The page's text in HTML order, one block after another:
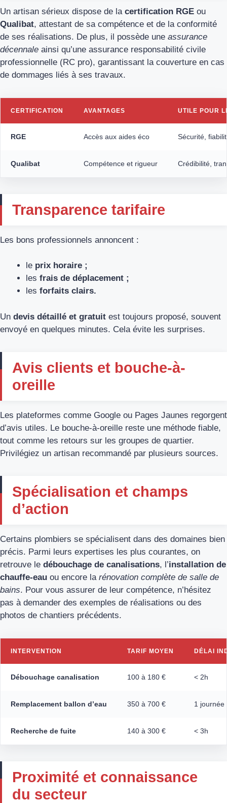
Un artisan sérieux dispose de la certification RGE ou
Qualibat, attestant de sa compétence et de la conformité
de ses réalisations. De plus, il possède une assurance
décennale ainsi qu’une assurance responsabilité civile
professionnelle (RC pro), garantissant la couverture en cas
de dommages liés à ses travaux.
CERTIFICATION AVANTAGES UTILE POUR
RGE Accès aux aides éco Sécurité,
Qualibat Compétence et rigueur Crédibilité,
Transparence tarifaire
Les bons professionnels annoncent :
le prix horaire ;
les frais de déplacement ;
les forfaits clairs.
Un devis détaillé et gratuit est toujours proposé, souvent
envoyé en quelques minutes. Cela évite les surprises.
Avis clients et bouche-à-
oreille
Les plateformes comme Google ou Pages Jaunes regorgent
d’avis utiles. Le bouche-à-oreille reste une méthode fiable,
tout comme les retours sur les groupes de quartier.
Privilégiez un artisan recommandé par plusieurs sources.
Spécialisation et champs
d’action
Certains plombiers se spécialisent dans des domaines bien
précis. Parmi leurs expertises les plus courantes, on
retrouve le débouchage de canalisations, l’installation de
chauffe-eau ou encore la rénovation complète de salle de
bains. Pour vous assurer de leur compétence, n’hésitez
pas à demander des exemples de réalisations ou des
photos de chantiers précédents.
INTERVENTION TARIF MOYEN DÉLAI
Débouchage canalisation 100 à 180 € < 2h
Remplacement ballon d’eau 350 à 700 € 1 journée
Recherche de fuite 140 à 300 € < 3h
Proximité et connaissance
du secteur